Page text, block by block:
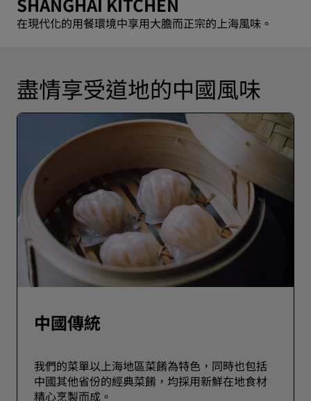
在現代化的用餐環境中享用大膽而正宗的上海風味。
盡情享受道地的中國風味
中國傳統
我們的菜單以上海地區菜餚為特色，同時也包括
中國其他省份的經典菜餚，均採用新鮮在地食材
精心烹製而成。